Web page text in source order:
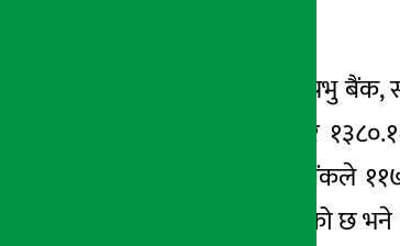
त्यस्तै, सोही अवधिमा प्रभु
मिलियन, १४५०.७३ र
मिलियन, माछापुच्छ्रे बैंकले
मिलियन नाफा कमाएको छ